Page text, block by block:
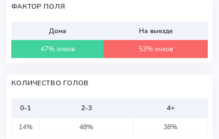
ФАКТОР ПОЛЯ
Дома
На выезде
47% очков
53% очков
КОЛИЧЕСТВО ГОЛОВ
0-1 2-3
4+
14%
48% 38%